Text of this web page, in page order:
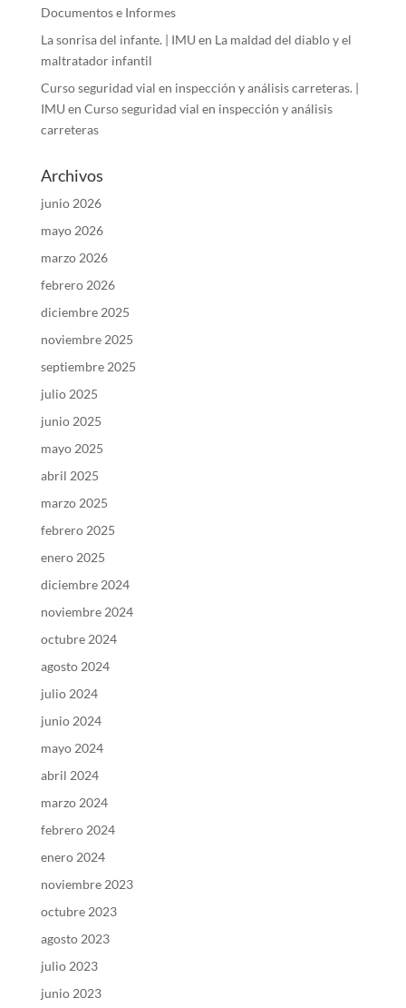
Documentos e Informes
La sonrisa del infante. | IMU en La maldad del diablo y el
maltratador infantil
Curso seguridad vial en inspección y análisis carreteras. |
IMU en Curso seguridad vial en inspección y análisis
carreteras
Archivos
junio 2026
mayo 2026
marzo 2026
febrero 2026
diciembre 2025
noviembre 2025
septiembre 2025
julio 2025
junio 2025
mayo 2025
abril 2025
marzo 2025
febrero 2025
enero 2025
diciembre 2024
noviembre 2024
octubre 2024
agosto 2024
julio 2024
junio 2024
mayo 2024
abril 2024
marzo 2024
febrero 2024
enero 2024
noviembre 2023
octubre 2023
agosto 2023
julio 2023
junio 2023